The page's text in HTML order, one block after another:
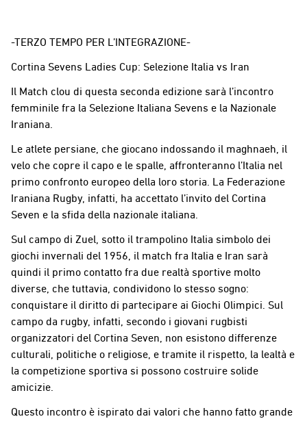
-TERZO TEMPO PER L’INTEGRAZIONE-
Cortina Sevens Ladies Cup: Selezione Italia vs Iran
Il Match clou di questa seconda edizione sarà l’incontro
femminile fra la Selezione Italiana Sevens e la Nazionale
Iraniana.
Le atlete persiane, che giocano indossando il maghnaeh, il
velo che copre il capo e le spalle, affronteranno l’Italia nel
primo confronto europeo della loro storia. La Federazione
Iraniana Rugby, infatti, ha accettato l’invito del Cortina
Seven e la sfida della nazionale italiana.
Sul campo di Zuel, sotto il trampolino Italia simbolo dei
giochi invernali del 1956, il match fra Italia e Iran sarà
quindi il primo contatto fra due realtà sportive molto
diverse, che tuttavia, condividono lo stesso sogno:
conquistare il diritto di partecipare ai Giochi Olimpici. Sul
campo da rugby, infatti, secondo i giovani rugbisti
organizzatori del Cortina Seven, non esistono differenze
culturali, politiche o religiose, e tramite il rispetto, la lealtà e
la competizione sportiva si possono costruire solide
amicizie.
Questo incontro è ispirato dai valori che hanno fatto grande